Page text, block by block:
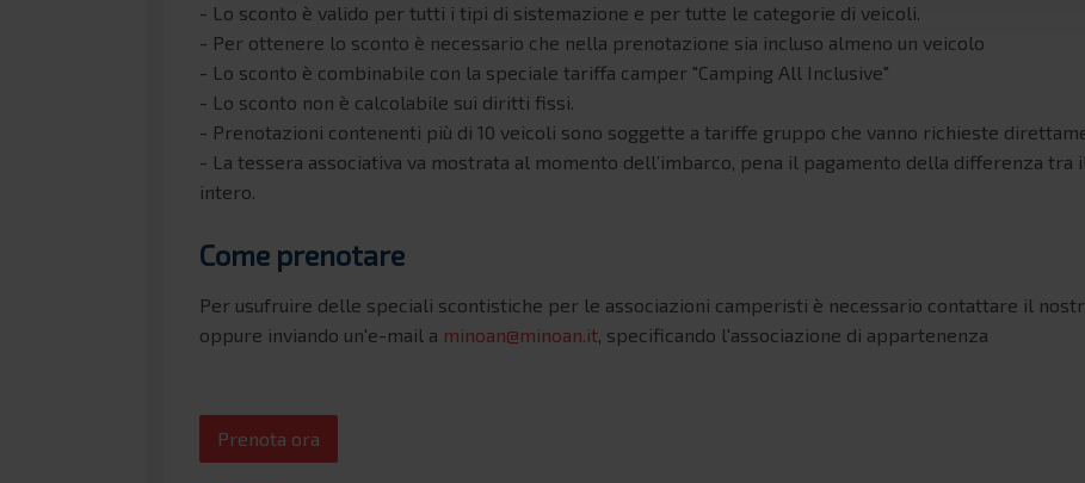
- Lo sconto è valido per tutti i tipi di sistemazione e per tutte le categorie di veicoli.
- Per ottenere lo sconto è necessario che nella prenotazione sia incluso almeno un veicolo
- Lo sconto è combinabile con la speciale tariffa camper "Camping All Inclusive"
- Lo sconto non è calcolabile sui diritti fissi.
- Prenotazioni contenenti più di 10 veicoli sono soggette a tariffe gruppo che vanno richieste
- La tessera associativa va mostrata al momento dell’imbarco, pena il pagamento della differenza
intero.
Come prenotare
Per usufruire delle speciali scontistiche per le associazioni camperisti è necessario contattare il
oppure inviando un'e-mail a minoan@minoan.it, specificando l'associazione di appartenenza
Prenota ora